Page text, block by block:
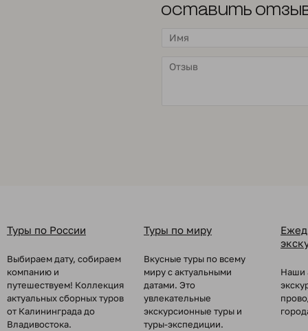
Оставить
Туры по России
Выбираем дату, собираем
компанию и
путешествуем! Коллекция
актуальных сборных туров
от Калининграда до
Владивостока.
Туры по миру
Вкусные туры по всему
миру с актуальными
датами. Это
увлекательные
экскурсионные туры и
туры-экспедиции.
Наши